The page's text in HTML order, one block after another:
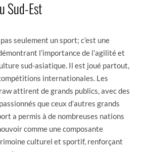
Sud-Est
seulement un sport; c’est une
l’importance de l’agilité et
sud-asiatique. Il est joué partout,
internationales. Les
attirent de grands publics, avec des
que ceux d’autres grands
a permis à de nombreuses nations
comme une composante
culturel et sportif, renforçant